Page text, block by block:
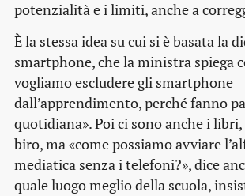
potenzialità e i limiti, anche a
È la stessa idea su cui si è basata la
smartphone, che la ministra spiega
vogliamo escludere gli smartphone
dall’apprendimento, perché fanno
quotidiana». Poi ci sono anche i
biro, ma «come possiamo avviare
mediatica senza i telefoni?», dice
quale luogo meglio della scuola,